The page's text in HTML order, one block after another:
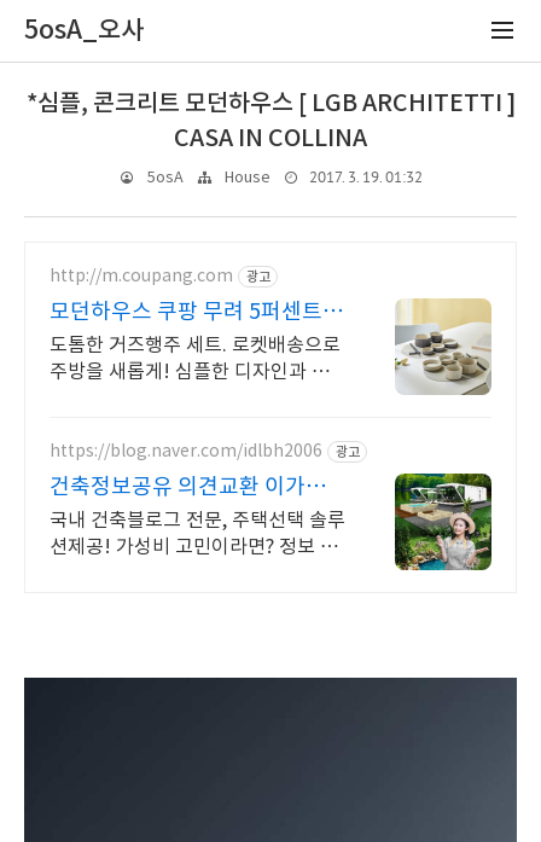
5osA_오사
*심플, 콘크리트 모던하우스 [ LGB ARCHITETTI ]
CASA IN COLLINA
5osA House 2017. 3. 19. 01:32
http://m.coupang.com 광고
모던하우스 쿠팡 무려 5퍼센트
적립
도톰한 거즈행주 세트. 로켓배송으로
주방을 새롭게! 심플한 디자인과 적
https://blog.naver.com/idlbh2006 광고
건축정보공유 의견교환 이가루
당신의 건축주택 기록을 담다
국내 건축블로그 전문, 주택선택 솔루
션제공! 가성비 고민이라면? 정보 분